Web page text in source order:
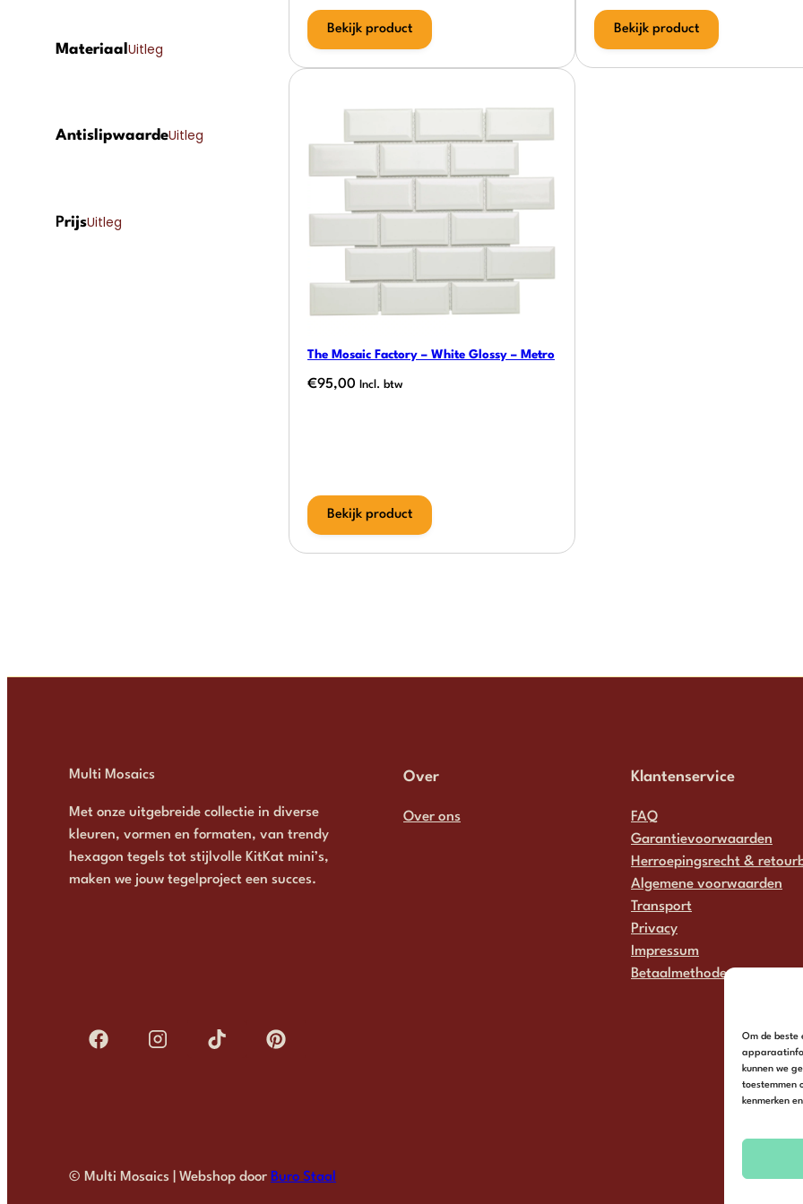
Om de beste
kunnen we
toestemmen
kenmerken
Materiaal Uitleg
AntislipwaardeUitleg
PrijsUitleg
Bekijk product Bekijk product
The Mosaic Factory – White Glossy – Metro
€95,00 Incl. btw
Bekijk product
Multi Mosaics
Met onze uitgebreide collectie in diverse
kleuren, vormen en formaten, van trendy
hexagon tegels tot stijlvolle KitKat mini’s,
maken we jouw tegelproject een succes.
Over
Over ons
Klantenservice
FAQ
Garantievoorwaarden
Herroepingsrecht &
Algemene voorwaarden
Transport
Privacy
Impressum
Betaalmethodes
© Multi Mosaics | Webshop door Buro Staal